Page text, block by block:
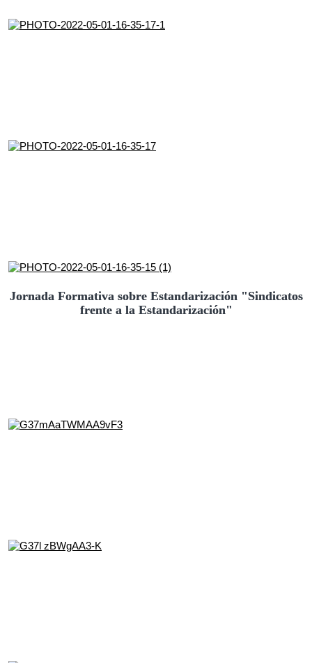
Jornada Formativa sobre Estandarización "Sindicatos
frente a la Estandarización"